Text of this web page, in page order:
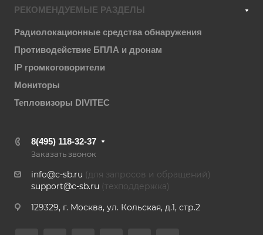
РЕКОМЕНДУЕМЫЕ РАЗДЕЛЫ
Радиолокационные средства обнаружения
Противодействие БПЛА и дронам
IP громкоговорители
Мониторы
Тепловизоры DIVITEC
8(495) 118-32-37
Заказать звонок
info@c-sb.ru (для запросов и обращений)
support@c-sb.ru (техподдержка)
129329, г. Москва, ул. Кольская, д.1, стр.2